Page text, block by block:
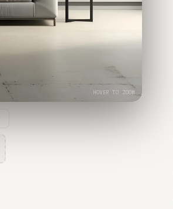
HOVER TO ZOOM